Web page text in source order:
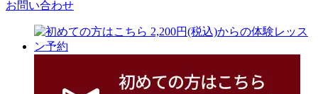
お問い合わせ